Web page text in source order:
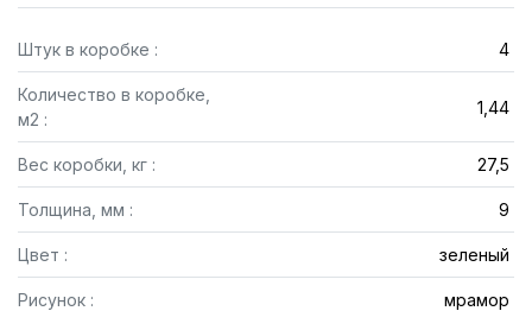
Штук в коробке : 4
Количество в коробке,
м2 :
1,44
Вес коробки, кг : 27,5
Толщина, мм : 9
Цвет : зеленый
Рисунок : мрамор